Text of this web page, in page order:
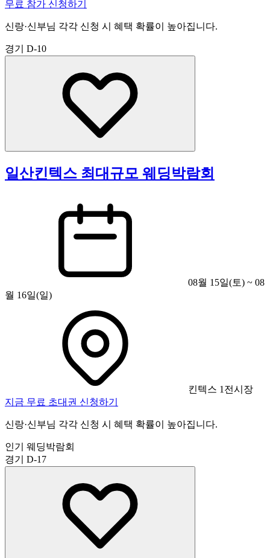
무료 참가 신청하기
신랑·신부님 각각 신청 시 혜택 확률이 높아집니다.
경기 D-10
일산킨텍스 최대규모 웨딩박람회
08월 15일(토) ~ 08
월 16일(일)
킨텍스 1전시장
지금 무료 초대권 신청하기
신랑·신부님 각각 신청 시 혜택 확률이 높아집니다.
인기 웨딩박람회
경기
D-17